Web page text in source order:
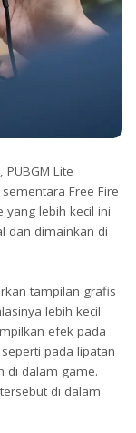
Lite
Free Fire
yang lebih kecil ini
dan dimainkan di
tampilan grafis
lebih kecil.
efek pada
pada lipatan
di dalam game.
di dalam